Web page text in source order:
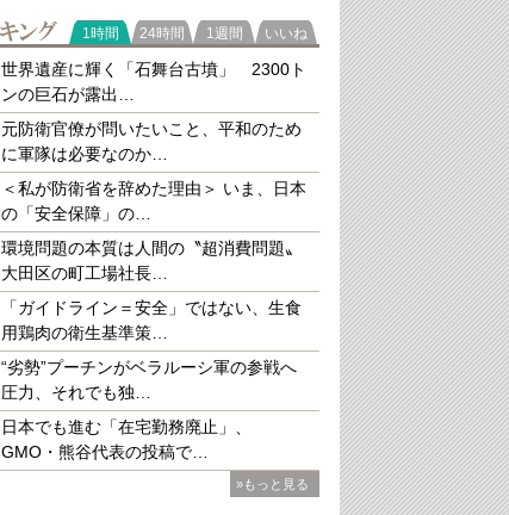
ランキング
1時間 24時間 1週間 いいね
世界遺産に輝く「石舞台古墳」 2300ト
ンの巨石が露出…
元防衛官僚が問いたいこと、平和のため
に軍隊は必要なのか…
＜私が防衛省を辞めた理由＞ いま、日本
の「安全保障」の…
環境問題の本質は人間の〝超消費問題〟
大田区の町工場社長…
「ガイドライン＝安全」ではない、生食
用鶏肉の衛生基準策…
“劣勢”プーチンがベラルーシ軍の参戦へ
圧力、それでも独…
日本でも進む「在宅勤務廃止」、
GMO・熊谷代表の投稿で…
»もっと見る